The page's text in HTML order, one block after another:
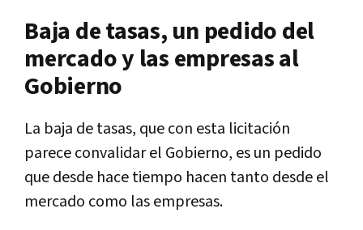
Baja de tasas, un pedido del
mercado y las empresas al
Gobierno
La baja de tasas, que con esta licitación
parece convalidar el Gobierno, es un pedido
que desde hace tiempo hacen tanto desde el
mercado como las empresas.